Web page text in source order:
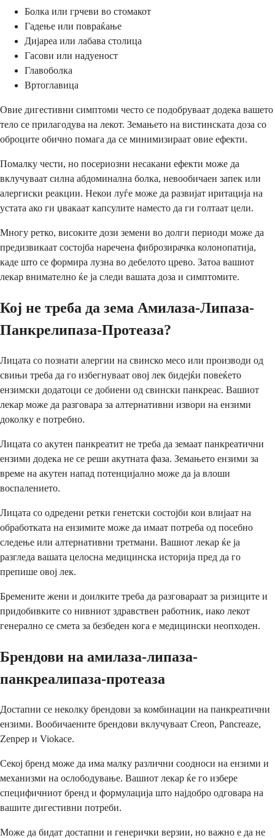
Болка или грчеви во стомакот
Гадење или повраќање
Дијареа или лабава столица
Гасови или надуеност
Главоболка
Вртоглавица
Овие дигестивни симптоми често се подобруваат додека вашето
тело се прилагодува на лекот. Земањето на вистинската доза со
оброците обично помага да се минимизираат овие ефекти.
Помалку чести, но посериозни несакани ефекти може да
вклучуваат силна абдоминална болка, невообичаен запек или
алергиски реакции. Некои луѓе може да развијат иритација на
устата ако ги џвакаат капсулите наместо да ги голтаат цели.
Многу ретко, високите дози земени во долги периоди може да
предизвикаат состојба наречена фиброзирачка колонопатија,
каде што се формира лузна во дебелото црево. Затоа вашиот
лекар внимателно ќе ја следи вашата доза и симптомите.
Кој не треба да зема Амилаза-Липаза-
Панкрелипаза-Протеаза?
Лицата со познати алергии на свинско месо или производи од
свињи треба да го избегнуваат овој лек бидејќи повеќето
ензимски додатоци се добиени од свински панкреас. Вашиот
лекар може да разговара за алтернативни извори на ензими
доколку е потребно.
Лицата со акутен панкреатит не треба да земаат панкреатични
ензими додека не се реши акутната фаза. Земањето ензими за
време на акутен напад потенцијално може да ја влоши
воспалението.
Лицата со одредени ретки генетски состојби кои влијаат на
обработката на ензимите може да имаат потреба од посебно
следење или алтернативни третмани. Вашиот лекар ќе ја
разгледа вашата целосна медицинска историја пред да го
препише овој лек.
Бремените жени и доилките треба да разговараат за ризиците и
придобивките со нивниот здравствен работник, иако лекот
генерално се смета за безбеден кога е медицински неопходен.
Брендови на амилаза-липаза-
панкреалипаза-протеаза
Достапни се неколку брендови за комбинации на панкреатични
ензими. Вообичаените брендови вклучуваат Creon, Pancreaze,
Zenpep и Viokace.
Секој бренд може да има малку различни соодноси на ензими и
механизми на ослободување. Вашиот лекар ќе го избере
специфичниот бренд и формулација што најдобро одговара на
вашите дигестивни потреби.
Може да бидат достапни и генерички верзии, но важно е да не